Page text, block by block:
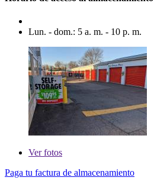
Lun. - dom.: 5 a. m. - 10 p. m.
Verfotos
Paga tu factura de almacenamiento